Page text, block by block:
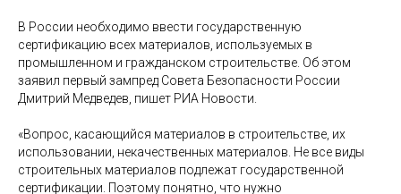
В России необходимо ввести государственную
сертификацию всех материалов, используемых в
промышленном и гражданском строительстве. Об этом
заявил первый зампред Совета Безопасности России
Дмитрий Медведев, пишет РИА Новости.
«Вопрос, касающийся материалов в строительстве, их
использовании, некачественных материалов. Не все виды
строительных материалов подлежат государственной
сертификации. Поэтому понятно, что нужно